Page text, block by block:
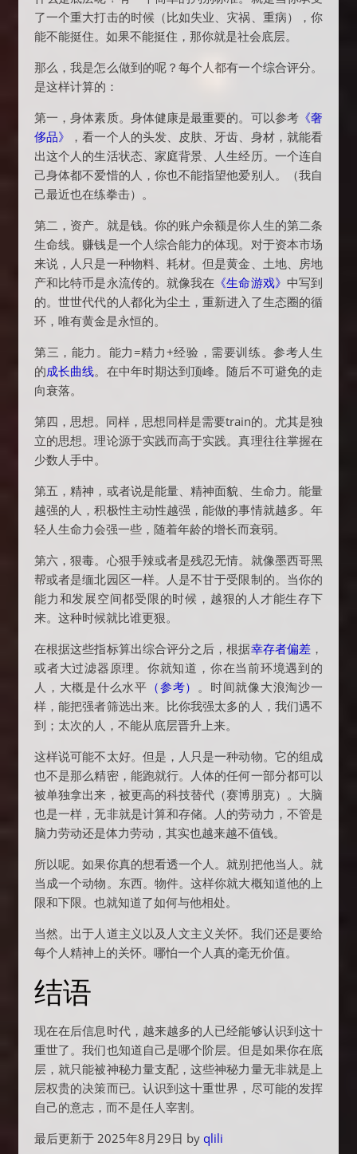
了一个重大打击的时候（比如失业、灾祸、重病），你
能不能挺住。如果不能挺住，那你就是社会底层。
那么，我是怎么做到的呢？每个人都有一个综合评分。
是这样计算的：
第一，身体素质。身体健康是最重要的。可以参考《奢
侈品》
，看一个人的头发、皮肤、牙齿、身材，就能看
出这个人的生活状态、家庭背景、人生经历。一个连自
己身体都不爱惜的人，你也不能指望他爱别人。（我自
己最近也在练拳击）。
第二，资产。就是钱。你的账户余额是你人生的第二条
生命线。赚钱是一个人综合能力的体现。对于资本市场
来说，人只是一种物料、耗材。但是黄金、土地、房地
产和比特币是永流传的。就像我在 《生命游戏》 中写到
的。世世代代的人都化为尘土，重新进入了生态圈的循
环，唯有黄金是永恒的。
第三，能力。能力=精力+经验，需要训练。参考人生
的成长曲线。在中年时期达到顶峰。随后不可避免的走
向衰落。
第四，思想。同样，思想同样是需要train的。尤其是独
立的思想。理论源于实践而高于实践。真理往往掌握在
少数人手中。
第五，精神，或者说是能量、精神面貌、生命力。能量
越强的人，积极性主动性越强，能做的事情就越多。年
轻人生命力会强一些，随着年龄的增长而衰弱。
第六，狠毒。心狠手辣或者是残忍无情。就像墨西哥黑
帮或者是缅北园区一样。人是不甘于受限制的。当你的
能力和发展空间都受限的时候，越狠的人才能生存下
来。这种时候就比谁更狠。
在根据这些指标算出综合评分之后，根据幸存者偏差 ，
或者大过滤器原理。你就知道，你在当前环境遇到的
人，大概是什么水平 （参考） 。时间就像大浪淘沙一
样，能把强者筛选出来。比你我强太多的人，我们遇不
到；太次的人，不能从底层晋升上来。
这样说可能不太好。但是，人只是一种动物。它的组成
也不是那么精密，能跑就行。人体的任何一部分都可以
被单独拿出来，被更高的科技替代（赛博朋克）。大脑
也是一样，无非就是计算和存储。人的劳动力，不管是
脑力劳动还是体力劳动，其实也越来越不值钱。
所以呢。如果你真的想看透一个人。就别把他当人。就
当成一个动物。东西。物件。这样你就大概知道他的上
限和下限。也就知道了如何与他相处。
当然。出于人道主义以及人文主义关怀。我们还是要给
每个人精神上的关怀。哪怕一个人真的毫无价值。
结语
现在在后信息时代，越来越多的人已经能够认识到这十
重世了。我们也知道自己是哪个阶层。但是如果你在底
层，就只能被神秘力量支配，这些神秘力量无非就是上
层权贵的决策而已。认识到这十重世界，尽可能的发挥
自己的意志，而不是任人宰割。
最后更新于 2025年8月29日 by qlili